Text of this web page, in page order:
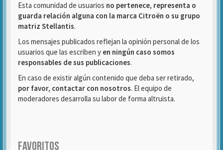
Esta comunidad de usuarios no pertenece, representa o
guarda relación alguna con la marca Citroën o su grupo
matriz Stellantis.
Los mensajes publicados reflejan la opinión personal de los
usuarios que las escriben y en ningún caso somos
responsables de sus publicaciones.
En caso de existir algún contenido que deba ser retirado,
por favor, contactar con nosotros. El equipo de
moderadores desarrolla su labor de forma altruista.
FAVORITOS